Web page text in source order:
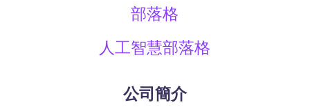
部落格
人工智慧部落格
公司簡介